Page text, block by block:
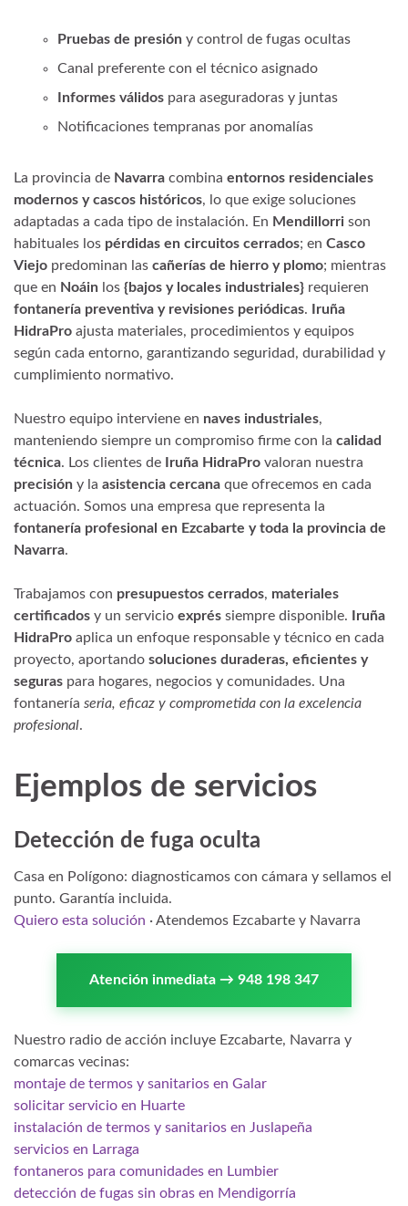
Pruebas de presión y control de fugas ocultas
Canal preferente con el técnico asignado
Informes válidos para aseguradoras y juntas
Notificaciones tempranas por anomalías
La provincia de Navarra combina entornos residenciales
modernos y cascos históricos, lo que exige soluciones
adaptadas a cada tipo de instalación. En Mendillorri son
habituales los pérdidas en circuitos cerrados; en Casco
Viejo predominan las cañerías de hierro y plomo; mientras
que en Noáin los {bajos y locales industriales} requieren
fontanería preventiva y revisiones periódicas.
Iruña
HidraPro ajusta materiales, procedimientos y equipos
según cada entorno, garantizando seguridad, durabilidad y
cumplimiento normativo.
Nuestro equipo interviene en naves industriales,
manteniendo siempre un compromiso firme con la calidad
técnica. Los clientes de Iruña HidraPro valoran nuestra
precisión y la asistencia cercana que ofrecemos en cada
actuación. Somos una empresa que representa la
fontanería profesional en Ezcabarte y toda la provincia de
Navarra.
Trabajamos con presupuestos cerrados, materiales
certificados y un servicio exprés siempre disponible.
Iruña
HidraPro aplica un enfoque responsable y técnico en cada
proyecto, aportando soluciones duraderas, eficientes y
seguras para hogares, negocios y comunidades. Una
fontanería seria, eficaz y comprometida con la excelencia
profesional.
Ejemplos de servicios
Detección de fuga oculta
Casa en Polígono: diagnosticamos con cámara y sellamos el
punto. Garantía incluida.
Quiero esta solución · Atendemos Ezcabarte y Navarra
Atención inmediata → 948 198 347
Nuestro radio de acción incluye Ezcabarte, Navarra y
comarcas vecinas:
montaje de termos y sanitarios en Galar
solicitar servicio en Huarte
instalación de termos y sanitarios en Juslapeña
servicios en Larraga
fontaneros para comunidades en Lumbier
detección de fugas sin obras en Mendigorría